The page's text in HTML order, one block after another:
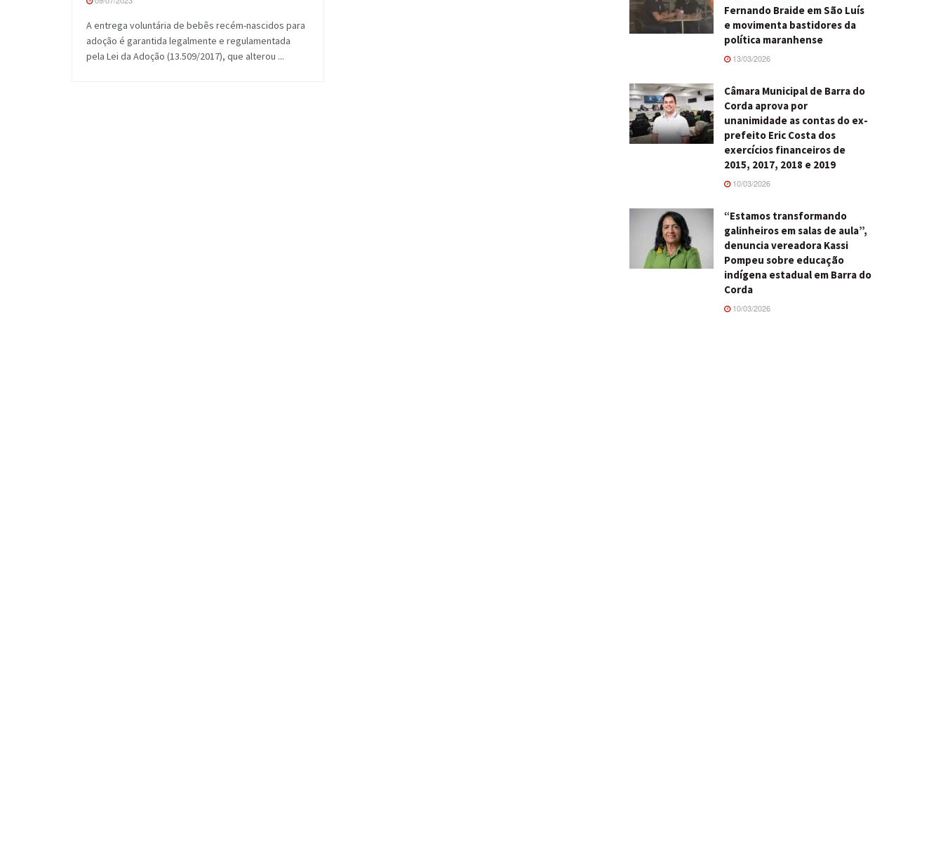
A entrega voluntária de bebês recém-nascidos para
adoção é garantida legalmente e regulamentada
pela Lei da Adoção (13.509/2017), que alterou ...
Fernando Braide em São Luís
e movimenta bastidores da
política maranhense
13/03/2026
Câmara Municipal de Barra do
Corda aprova por
unanimidade as contas do ex-
prefeito Eric Costa dos
exercícios financeiros de
2015, 2017, 2018 e 2019
10/03/2026
“Estamos transformando
galinheiros em salas de aula”,
denuncia vereadora Kassi
Pompeu sobre educação
indígena estadual em Barra do
Corda
10/03/2026